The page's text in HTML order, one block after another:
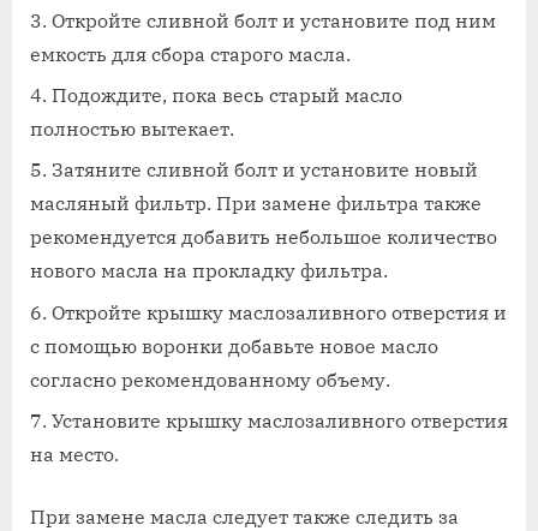
Откройте сливной болт и установите под ним
емкость для сбора старого масла.
Подождите, пока весь старый масло
полностью вытекает.
Затяните сливной болт и установите новый
масляный фильтр. При замене фильтра также
рекомендуется добавить небольшое количество
нового масла на прокладку фильтра.
Откройте крышку маслозаливного отверстия и
с помощью воронки добавьте новое масло
согласно рекомендованному объему.
Установите крышку маслозаливного отверстия
на место.
При замене масла следует также следить за